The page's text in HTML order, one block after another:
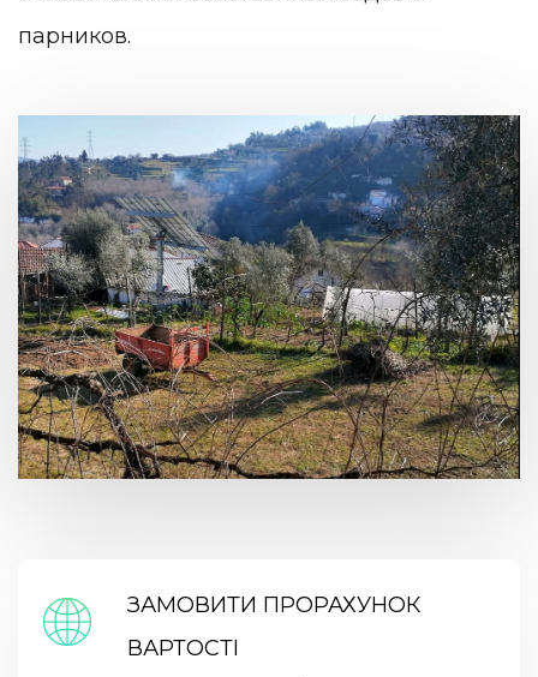
парников.
ЗАМОВИТИ ПРОРАХУНОК
ВАРТОСТІ